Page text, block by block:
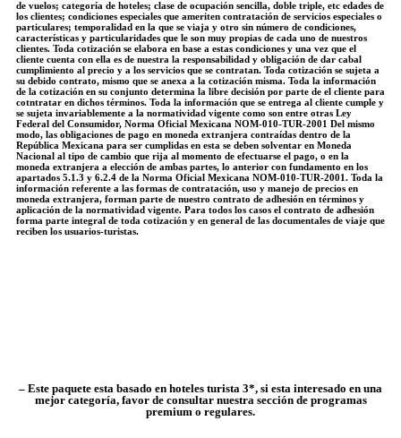
de vuelos; categoría de hoteles; clase de ocupación sencilla, doble triple, etc edades de
los clientes; condiciones especiales que ameriten contratación de servicios especiales o
particulares; temporalidad en la que se viaja y otro sin número de condiciones,
características y particularidades que le son muy propias de cada uno de nuestros
clientes. Toda cotización se elabora en base a estas condiciones y una vez que el
cliente cuenta con ella es de nuestra la responsabilidad y obligación de dar cabal
cumplimiento al precio y a los servicios que se contratan. Toda cotización se sujeta a
su debido contrato, mismo que se anexa a la cotización misma. Toda la información
de la cotización en su conjunto determina la libre decisión por parte de el cliente para
cotntratar en dichos términos. Toda la información que se entrega al cliente cumple y
se sujeta invariablemente a la normatividad vigente como son entre otras Ley
Federal del Consumidor, Norma Oficial Mexicana NOM-010-TUR-2001 Del mismo
modo, las obligaciones de pago en moneda extranjera contraídas dentro de la
República Mexicana para ser cumplidas en esta se deben solventar en Moneda
Nacional al tipo de cambio que rija al momento de efectuarse el pago, o en la
moneda extranjera a elección de ambas partes, lo anterior con fundamento en los
apartados 5.1.3 y 6.2.4 de la Norma Oficial Mexicana NOM-010-TUR-2001. Toda la
información referente a las formas de contratación, uso y manejo de precios en
moneda extranjera, forman parte de nuestro contrato de adhesión en términos y
aplicación de la normatividad vigente. Para todos los casos el contrato de adhesión
forma parte integral de toda cotización y en general de las documentales de viaje que
reciben los usuarios-turistas.
– Este paquete esta basado en hoteles turista 3*, si esta interesado en una
mejor categoría, favor de consultar nuestra sección de programas
premium o regulares.